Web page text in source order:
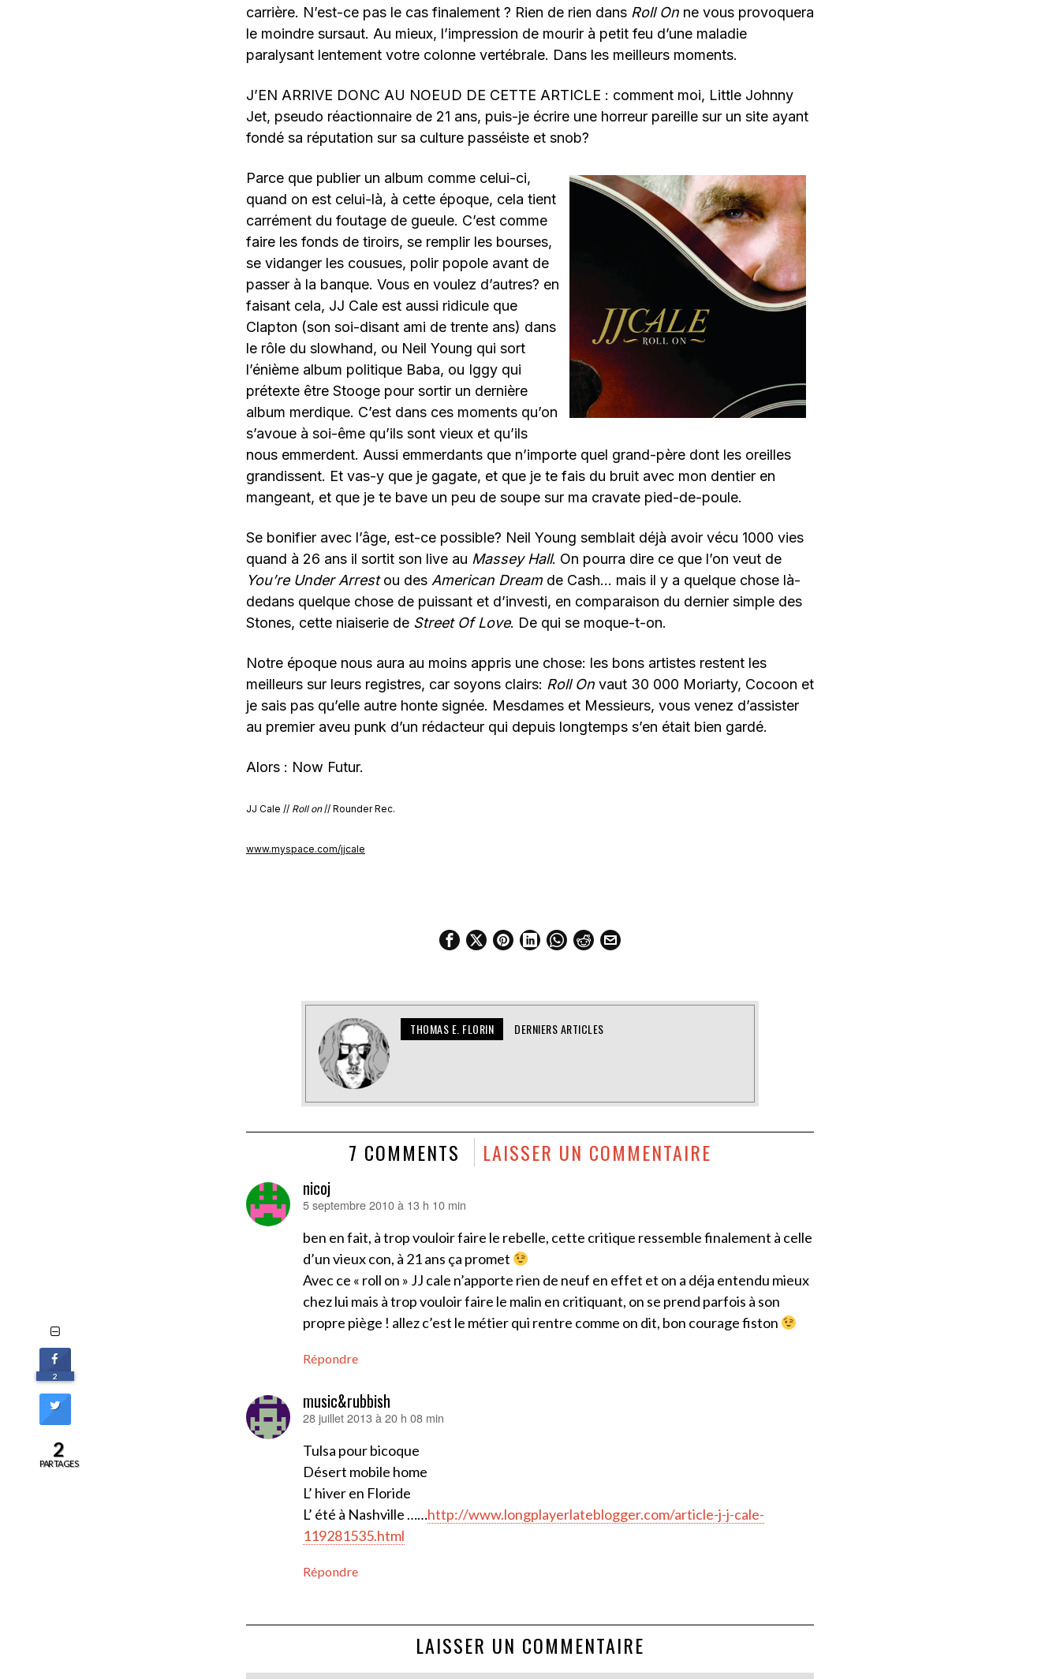
carrière. N’est-ce pas le cas finalement ? Rien de rien dans Roll On ne vous provoquera
le moindre sursaut. Au mieux, l’impression de mourir à petit feu d’une maladie
paralysant lentement votre colonne vertébrale. Dans les meilleurs moments.
J’EN ARRIVE DONC AU NOEUD DE CETTE ARTICLE : comment moi, Little Johnny
Jet, pseudo réactionnaire de 21 ans, puis-je écrire une horreur pareille sur un site ayant
fondé sa réputation sur sa culture passéiste et snob?
Parce que publier un album comme celui-ci,
quand on est celui-là, à cette époque, cela tient
carrément du foutage de gueule. C’est comme
faire les fonds de tiroirs, se remplir les bourses,
se vidanger les cousues, polir popole avant de
passer à la banque. Vous en voulez d’autres? en
faisant cela, JJ Cale est aussi ridicule que
Clapton (son soi-disant ami de trente ans) dans
le rôle du slowhand, ou Neil Young qui sort
l’énième album politique Baba, ou Iggy qui
prétexte être Stooge pour sortir un dernière
album merdique. C’est dans ces moments qu’on
s’avoue à soi-ême qu’ils sont vieux et qu’ils
nous emmerdent. Aussi emmerdants que n’importe quel grand-père dont les oreilles
grandissent. Et vas-y que je gagate, et que je te fais du bruit avec mon dentier en
mangeant, et que je te bave un peu de soupe sur ma cravate pied-de-poule.
Se bonifier avec l’âge, est-ce possible? Neil Young semblait déjà avoir vécu 1000 vies
quand à 26 ans il sortit son live au Massey Hall. On pourra dire ce que l’on veut de
You’re Under Arrestou des American Dream de Cash… mais il y a quelque chose là-
dedans quelque chose de puissant et d’investi, en comparaison du dernier simple des
Stones, cette niaiserie de Street Of Love. De qui se moque-t-on.
Notre époque nous aura au moins appris une chose: les bons artistes restent les
meilleurs sur leurs registres, car soyons clairs: Roll On vaut 30 000 Moriarty, Cocoon et
je sais pas qu’elle autre honte signée. Mesdames et Messieurs, vous venez d’assister
au premier aveu punk d’un rédacteur qui depuis longtemps s’en était bien gardé.
Alors : Now Futur.
JJ Cale // Roll on// Rounder Rec.
www.myspace.com/jjcale
THOMAS E. FLORIN DERNIERS ARTICLES
7 COMMENTS LAISSER UN COMMENTAIRE
nicoj
dit :
5 septembre 2010 à 13 h 10 min
ben en fait, à trop vouloir faire le rebelle, cette critique ressemble finalement à celle
d’un vieux con, à 21 ans ça promet
Avec ce « roll on » JJ cale n’apporte rien de neuf en effet et on a déja entendu mieux
chez lui mais à trop vouloir faire le malin en critiquant, on se prend parfois à son
propre piège ! allez c’est le métier qui rentre comme on dit, bon courage fiston
Répondre
music&rubbish
dit :
28 juillet 2013 à 20 h 08 min
Tulsa pour bicoque
Désert mobile home
L’ hiver en Floride
L’ été à Nashville ……http://www.longplayerlateblogger.com/article-j-j-cale-
119281535.html
Répondre
LAISSER UN COMMENTAIRE
2
2
PARTAGES